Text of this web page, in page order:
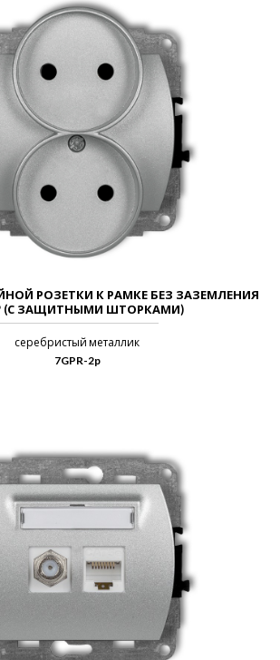
РОЗЕТКИ К РАМКЕ БЕЗ ЗАЗЕМЛЕНИЯ
(С ЗАЩИТНЫМИ ШТОРКАМИ)
серебристый металлик
7GPR-2p